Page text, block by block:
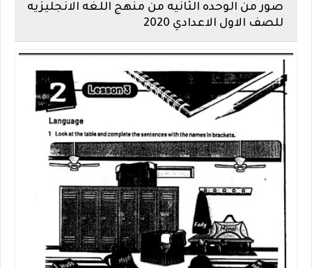
صور من الوحده الثانيه من منهج اللغه الانجليزيه
للصف الاول الاعدادي 2020